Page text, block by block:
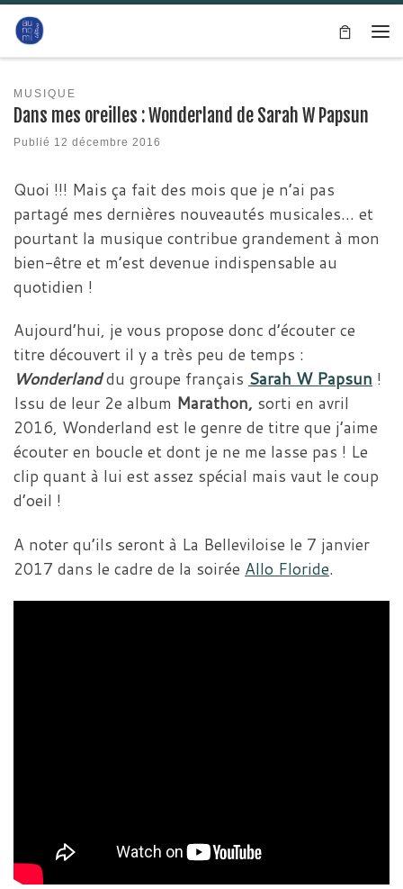
Passer au contenu
MUSIQUE
Dans mes oreilles : Wonderland de Sarah W Papsun
Publié 12 décembre 2016
Quoi !!! Mais ça fait des mois que je n’ai pas
partagé mes dernières nouveautés musicales… et
pourtant la musique contribue grandement à mon
bien-être et m’est devenue indispensable au
quotidien !
Aujourd’hui, je vous propose donc d’écouter ce
titre découvert il y a très peu de temps :
Wonderlanddu groupe français Sarah W Papsun !
Issu de leur 2e album Marathon, sorti en avril
2016, Wonderland est le genre de titre que j’aime
écouter en boucle et dont je ne me lasse pas ! Le
clip quant à lui est assez spécial mais vaut le coup
d’oeil !
A noter qu’ils seront à La Belleviloise le 7 janvier
2017 dans le cadre de la soirée Allo Floride.